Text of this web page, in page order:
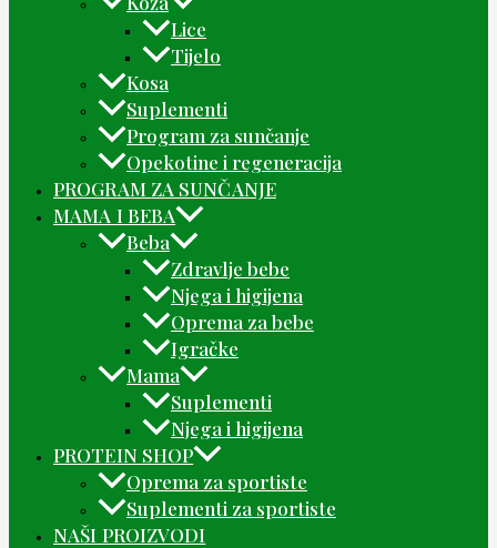
Lice
Tijelo
Kosa
Suplementi
Program za sunčanje
Opekotine i regeneracija
PROGRAM ZA SUNČANJE
MAMA I BEBA
Beba
Zdravlje bebe
Njega i higijena
Oprema za bebe
Igračke
Mama
Suplementi
Njega i higijena
PROTEIN SHOP
Oprema za sportiste
Suplementi za sportiste
NAŠI PROIZVODI